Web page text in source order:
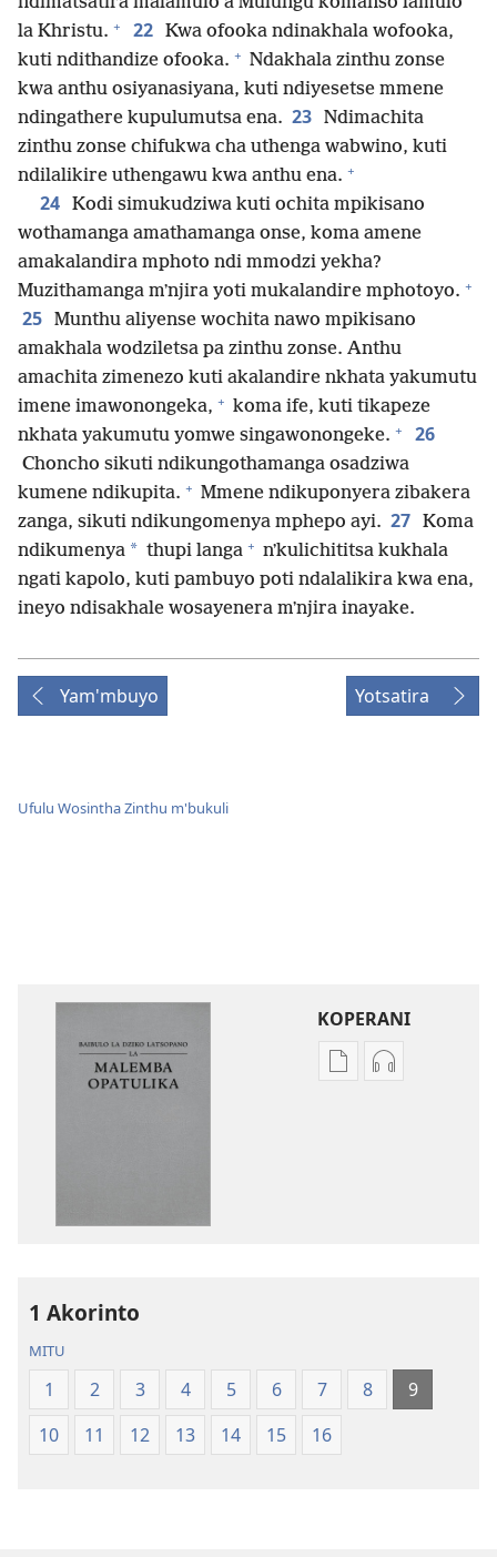
la Khristu. + 22 Kwa ofooka ndinakhala wofooka,
kuti ndithandize ofooka. + Ndakhala zinthu zonse
kwa anthu osiyanasiyana, kuti ndiyesetse mmene
ndingathere kupulumutsa ena. 23 Ndimachita
zinthu zonse chifukwa cha uthenga wabwino, kuti
ndilalikire uthengawu kwa anthu ena. +
24 Kodi simukudziwa kuti ochita mpikisano
wothamanga amathamanga onse, koma amene
amakalandira mphoto ndi mmodzi yekha?
Muzithamanga mʼnjira yoti mukalandire mphotoyo. +
25 Munthu aliyense wochita nawo mpikisano
amakhala wodziletsa pa zinthu zonse. Anthu
amachita zimenezo kuti akalandire nkhata yakumutu
imene imawonongeka, + koma ife, kuti tikapeze
nkhata yakumutu yomwe singawonongeke. + 26
Choncho sikuti ndikungothamanga osadziwa
kumene ndikupita. + Mmene ndikuponyera zibakera
zanga, sikuti ndikungomenya mphepo ayi. 27 Koma
ndikumenya * thupi langa + nʼkulichititsa kukhala
ngati kapolo, kuti pambuyo poti ndalalikira kwa ena,
ineyo ndisakhale wosayenera mʼnjira inayake.
Yam'mbuyo Yotsatira
Ufulu Wosintha Zinthu m'bukuli
KOPERANI
Pangani
Malemba
Opatulika
(Lokonzedwanso
Koperani
mu
2023)
1 Akorinto
MITU
1 2 3 4 5 6 7 8
9
10
11 12 13 14 15 16